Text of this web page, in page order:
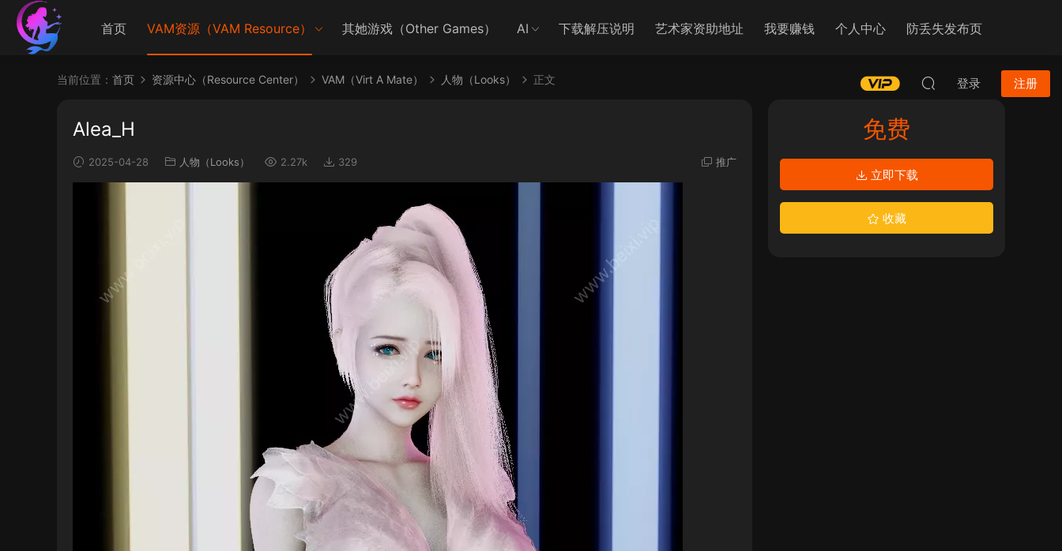
首页 VAM资源（VAM Resource） 其她游戏（Other Games） AI 下载解压说明 艺术家资助地址 我要赚钱 个人中心 防丢失发布页
登录 注册
当前位置： 首页 资源中心（Resource Center） VAM（Virt A Mate） 人物（Looks） 正文
Alea_H
2025-04-28 人物（Looks） 2.27k 329 推广
免费
立即下载
收藏